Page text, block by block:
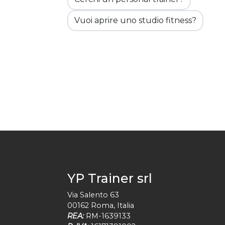
Vuoi aprire uno studio fitness?
YP Trainer srl
Via Salento 63
00162 Roma, Italia
REA: RM-1639133